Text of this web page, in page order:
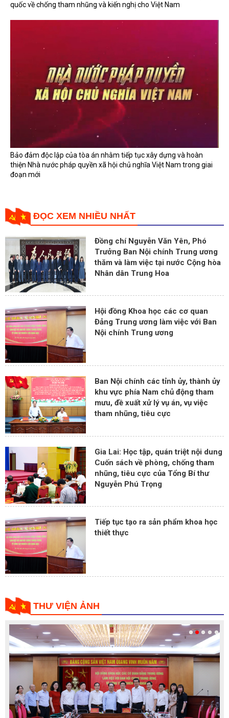
quốc về chống tham nhũng và kiến nghị cho Việt Nam
Bảo đảm độc lập của tòa án nhằm tiếp tục xây dựng và hoàn
thiện Nhà nước pháp quyền xã hội chủ nghĩa Việt Nam trong giai
đoạn mới
ĐỌC XEM NHIỀU NHẤT
Đồng chí Nguyễn Văn Yên, Phó
Trưởng Ban Nội chính Trung ương
thăm và làm việc tại nước Cộng hòa
Nhân dân Trung Hoa
Hội đồng Khoa học các cơ quan
Đảng Trung ương làm việc với Ban
Nội chính Trung ương
Ban Nội chính các tỉnh ủy, thành ủy
khu vực phía Nam chủ động tham
mưu, đề xuất xử lý vụ án, vụ việc
tham nhũng, tiêu cực
Gia Lai: Học tập, quán triệt nội dung
Cuốn sách về phòng, chống tham
nhũng, tiêu cực của Tổng Bí thư
Nguyễn Phú Trọng
Tiếp tục tạo ra sản phẩm khoa học
thiết thực
THƯ VIỆN ẢNH